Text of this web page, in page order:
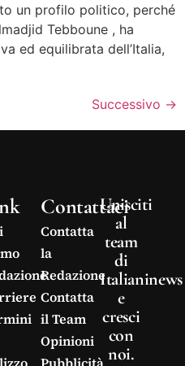
un profilo politico, perché
Tebboune , ha
ed equilibrata dell’Italia,
Successivo →
Contattaci
Contatta
la
Redazione
Contatta
il Team
Opinioni
Unisciti
al
team
di
Italianinews
e
cresci
con
noi.